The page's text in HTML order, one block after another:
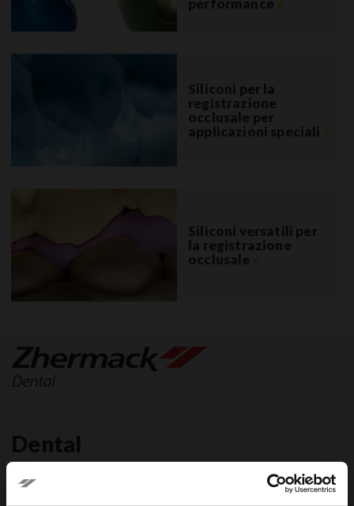
performance »
Siliconi per la
registrazione
occlusale per
applicazioni speciali »
Siliconi versatili per
la registrazione
occlusale »
Dental
Dental